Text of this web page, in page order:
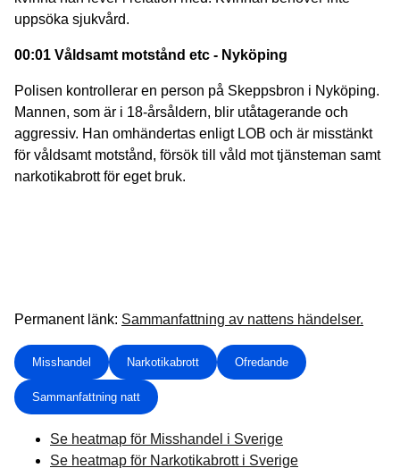
uppsöka sjukvård.
00:01 Våldsamt motstånd etc - Nyköping
Polisen kontrollerar en person på Skeppsbron i Nyköping.
Mannen, som är i 18-årsåldern, blir utåtagerande och
aggressiv. Han omhändertas enligt LOB och är misstänkt
för våldsamt motstånd, försök till våld mot tjänsteman samt
narkotikabrott för eget bruk.
Permanent länk: Sammanfattning av nattens händelser.
Misshandel Narkotikabrott Ofredande
Sammanfattning natt
Se heatmap för Misshandel i Sverige
Se heatmap för Narkotikabrott i Sverige